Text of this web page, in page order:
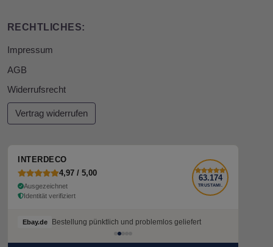
RECHTLICHES:
Impressum
AGB
Widerrufsrecht
Vertrag widerrufen
INTERDECO
4,97 / 5,00
Ausgezeichnet
Identität verifiziert
63.174
TRUSTAMI.
Ebay.de Bestellung pünktlich und problemlos geliefert
Ebay.de Bestellung pünktlich und problemlos geliefert